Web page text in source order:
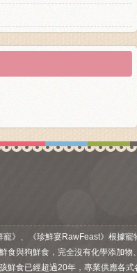
寵》、《珍鮮宴RawFeast》根據寵
食與狗鮮食，完全沒有化學添加物
鮮食已經超過20年，專業供應各式